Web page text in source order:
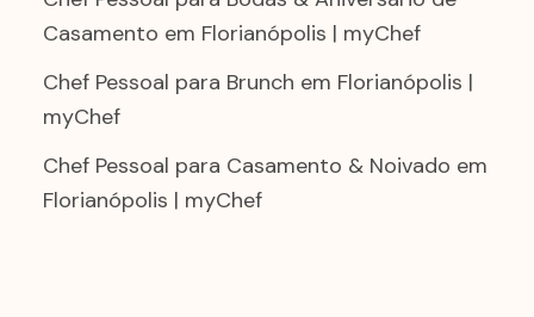
Casamento em Florianópolis | myChef
Chef Pessoal para Brunch em Florianópolis |
myChef
Chef Pessoal para Casamento & Noivado em
Florianópolis | myChef